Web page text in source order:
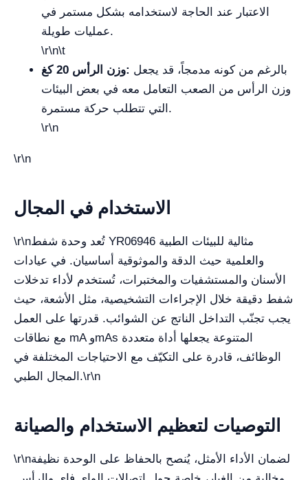
الاعتبار عند الحاجة لاستخدامه بشكل مستمر في
عمليات طويلة.
\r\n\t
وزن الرأس 20 كغ:
وزن الرأس من الصعب التعامل معه في بعض البيئات
التي تتطلب حركة مستمرة.
\r\n
\r\n
الاستخدام في المجال
\r\nتُعد وحدة شفط YR06946 مثالية للبيئات الطبية
والعلمية حيث الدقة والموثوقية أساسيان. في عيادات
الأسنان والمستشفيات والمختبرات، تُستخدم لأداء تدخلات
شفط دقيقة خلال الإجراءات التشخيصية، مثل الأشعة، حيث
يجب تجنّب التداخل الناتج عن الشوائب. قدرتها على العمل
مع نطاقات mA وmAs المتنوعة يجعلها أداة متعددة
الوظائف، قادرة على التكيّف مع الاحتياجات المختلفة في
المجال الطبي.\r\n
التوصيات لتعظيم الاستخدام والصيانة
\r\nلضمان الأداء الأمثل، يُنصح بالحفاظ على الوحدة نظيفة